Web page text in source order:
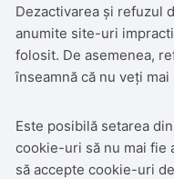
Dezactivarea și refuzul
anumite site-uri
folosit. De asemenea,
înseamnă că nu veți
Este posibilă setarea
cookie-uri să nu mai fie
să accepte cookie-uri